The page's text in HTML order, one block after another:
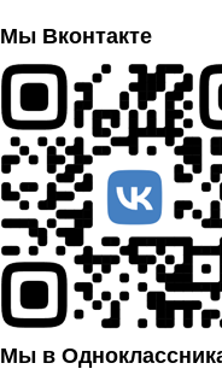
Мы Вконтакте
Мы в